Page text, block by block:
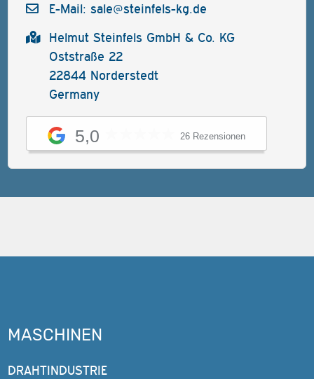
E-Mail: sale@steinfels-kg.de
Helmut Steinfels GmbH & Co. KG
Oststraße 22
22844 Norderstedt
Germany
5,0 26 Rezensionen
MASCHINEN
DRAHTINDUSTRIE